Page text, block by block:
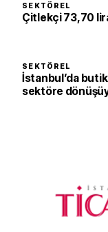
SEKTÖREL
Çitlekçi 73,70
SEKTÖREL
İstanbul’da
sektöre